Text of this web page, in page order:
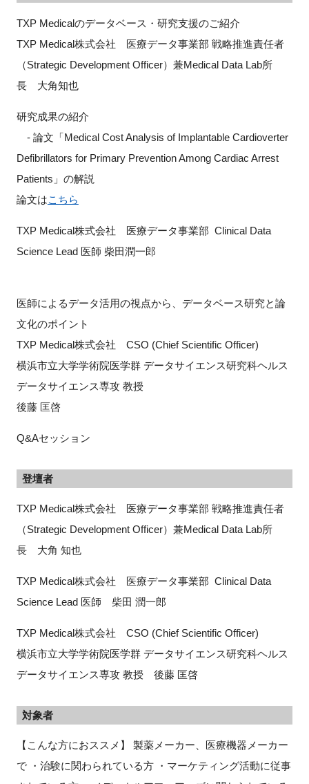
TXP Medicalのデータベース・研究支援のご紹介
TXP Medical株式会社 医療データ事業部 戦略推進責任者
（Strategic Development Officer）兼Medical Data Lab所
長 大角知也
研究成果の紹介
- 論文「Medical Cost Analysis of Implantable Cardioverter
Defibrillators for Primary Prevention Among Cardiac Arrest
Patients」の解説
論文はこちら
TXP Medical株式会社 医療データ事業部 Clinical Data
Science Lead 医師 柴田潤一郎
医師によるデータ活用の視点から、データベース研究と論
文化のポイント
TXP Medical株式会社 CSO (Chief Scientific Officer)
横浜市立大学学術院医学群 データサイエンス研究科ヘルス
データサイエンス専攻 教授
後藤 匡啓
Q&Aセッション
登壇者
TXP Medical株式会社 医療データ事業部 戦略推進責任者
（Strategic Development Officer）兼Medical Data Lab所
長 大角 知也
TXP Medical株式会社 医療データ事業部 Clinical Data
Science Lead 医師 柴田 潤一郎
TXP Medical株式会社 CSO (Chief Scientific Officer)
横浜市立大学学術院医学群 データサイエンス研究科ヘルス
データサイエンス専攻 教授 後藤 匡啓
対象者
【こんな方におススメ】 製薬メーカー、医療機器メーカー
で ・治験に関わられている方 ・マーケティング活動に従事